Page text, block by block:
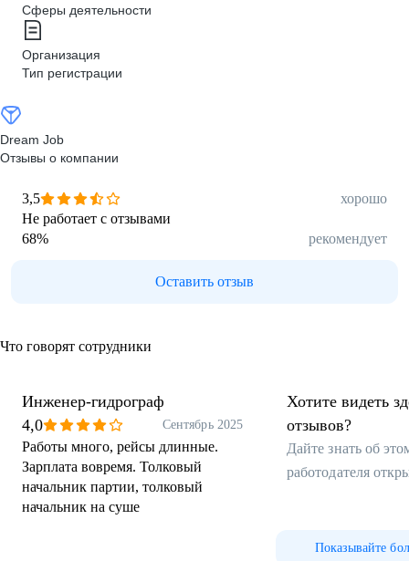
Сферы деятельности
Организация
Тип регистрации
Dream Job
Отзывы о компании
3,5
хорошо
Не работает с отзывами
68% рекомендует
Оставить отзыв
Что говорят сотрудники
Инженер-гидрограф
4,0
Сентябрь 2025
Работы много, рейсы длинные.
Зарплата вовремя. Толковый
начальник партии, толковый
начальник на суше
Хотите видеть
отзывов?
Дайте знать об
работодателя
Показывайте